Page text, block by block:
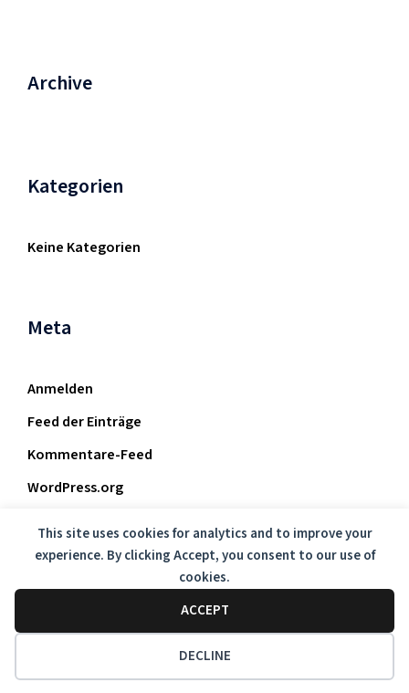
This site uses cookies for analytics and to improve your
experience. By clicking Accept, you consent to our use of
cookies.
ACCEPT
DECLINE
Archive
Kategorien
Keine Kategorien
Meta
Anmelden
Feed der Einträge
Kommentare-Feed
WordPress.org
© 2026 Emotion Nature. Proudly powered by